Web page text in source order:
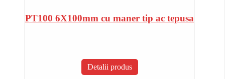
PT100 6X100mm cu maner tip ac tepusa
Detalii produs